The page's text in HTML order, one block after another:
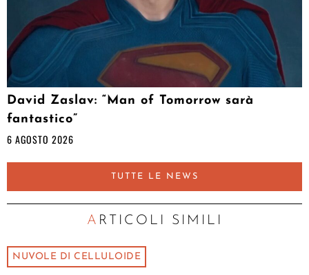
David Zaslav: “Man of Tomorrow sarà
fantastico”
6 AGOSTO 2026
TUTTE LE NEWS
ARTICOLI SIMILI
NUVOLE DI CELLULOIDE